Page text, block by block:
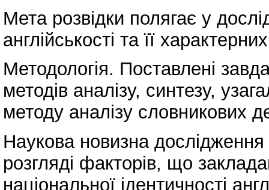
Мета розвідки полягає у
англійськості та її
Методологія. Поставлені
методів аналізу, синтезу,
методу аналізу словникових
Наукова новизна
розгляді факторів, що
національної ідентичності